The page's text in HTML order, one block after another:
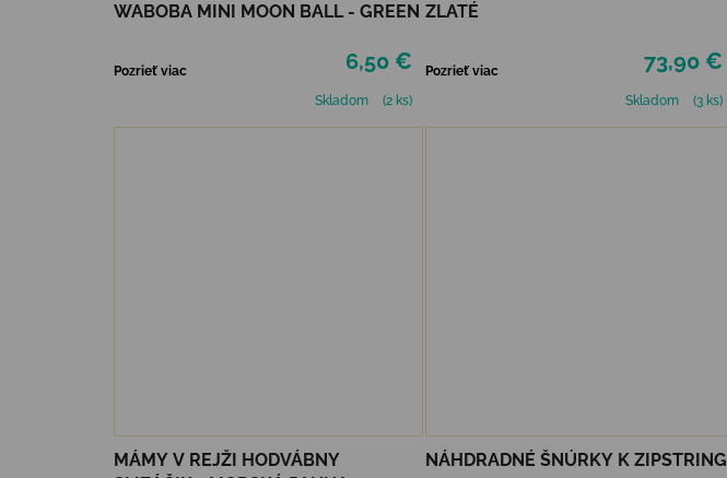
WABOBA MINI MOON BALL - GREEN
6,50 €
Pozrieť viac
Skladom
(2 ks)
ZLATÉ
73,90 €
Pozrieť viac
Skladom
(3 ks)
MÁMY V REJŽI HODVÁBNY
NÁHDRADNÉ ŠNÚRKY K ZIPSTRING